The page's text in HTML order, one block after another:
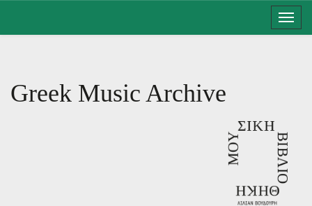
Greek Music Archive